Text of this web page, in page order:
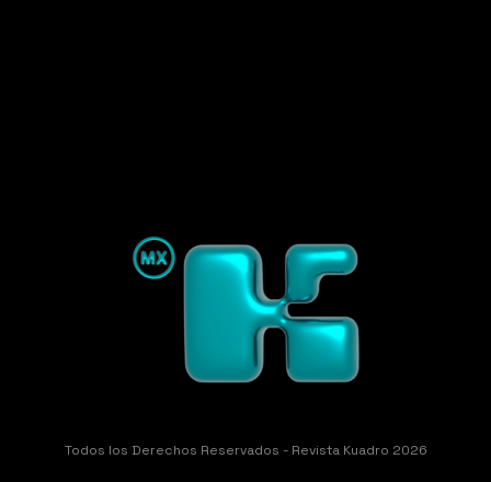
Todos los Derechos Reservados - Revista Kuadro 2026